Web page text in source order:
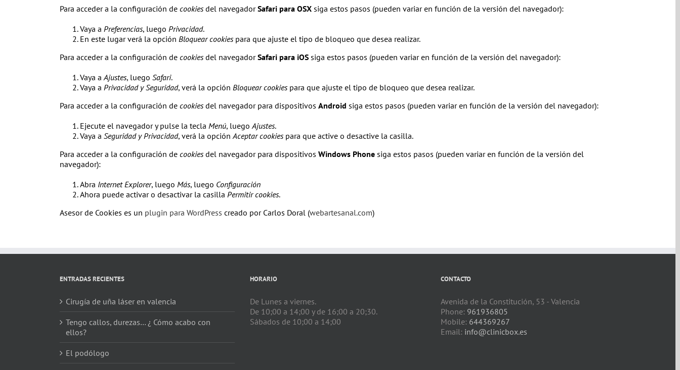
Para acceder a la configuración de cookiesdel navegadorSafari para OSXsiga estos pasos (pueden variar en función de la versión del navegador):
Vaya a Preferencias, luego Privacidad.
En este lugar verá la opción Bloquear cookiespara que ajuste el tipo de bloqueo que desea realizar.
Para acceder a la configuración de cookiesdel navegadorSafari para iOSsiga estos pasos (pueden variar en función de la versión del navegador):
Vaya aAjustes, luego Safari.
Vaya a Privacidad y Seguridad, verá la opción Bloquear cookiespara que ajuste el tipo de bloqueo que desea realizar.
Para acceder a la configuración de cookiesdel navegador para dispositivos Android siga estos pasos (pueden variar en función de la versión del navegador):
Ejecute el navegador y pulse la tecla Menú, luegoAjustes.
Vaya a Seguridad y Privacidad, verá la opciónAceptar cookiespara que active o desactive la casilla.
Para acceder a la configuración de cookiesdel navegador para dispositivos Windows Phonesiga estos pasos (pueden variar en función de la versión del
navegador):
Abra Internet Explorer, luego Más, luego Configuración
Ahora puede activar o desactivar la casilla Permitir cookies.
Asesor de Cookies es un plugin para WordPress creado por Carlos Doral (webartesanal.com)
ENTRADAS RECIENTES
Cirugía de uña láser en valencia
Tengo callos, durezas… ¿ Cómo acabo con
ellos?
El podólogo
HORARIO
De Lunes a viernes.
De 10;00 a 14;00 y de 16;00 a 20;30.
Sábados de 10;00 a 14;00
CONTACTO
Avenida de la Constitución, 53 - Valencia
Phone: 961936805
Mobile: 644369267
Email: info@clinicbox.es